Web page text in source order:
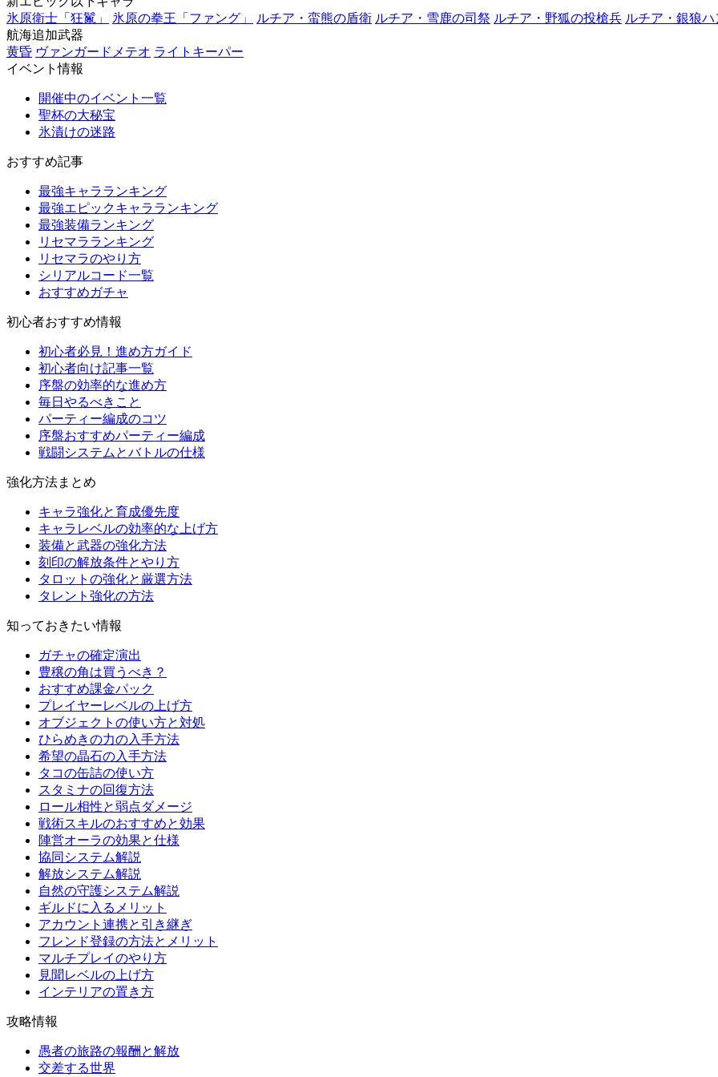
氷原衛士「狂鬣」
氷原の拳王「ファング」 ルチア・蛮熊の盾衛 ルチア・雪鹿の司祭 ルチア・野狐の投槍兵 ルチア・銀狼
航海追加武器
黄昏 ヴァンガードメテオ ライトキーパー
イベント情報
開催中のイベント一覧
聖杯の大秘宝
氷漬けの迷路
おすすめ記事
最強キャラランキング
最強エピックキャラランキング
最強装備ランキング
リセマラランキング
リセマラのやり方
シリアルコード一覧
おすすめガチャ
初心者おすすめ情報
初心者必見！進め方ガイド
初心者向け記事一覧
序盤の効率的な進め方
毎日やるべきこと
パーティー編成のコツ
序盤おすすめパーティー編成
戦闘システムとバトルの仕様
強化方法まとめ
キャラ強化と育成優先度
キャラレベルの効率的な上げ方
装備と武器の強化方法
刻印の解放条件とやり方
タロットの強化と厳選方法
タレント強化の方法
知っておきたい情報
ガチャの確定演出
豊穣の角は買うべき？
おすすめ課金パック
プレイヤーレベルの上げ方
オブジェクトの使い方と対処
ひらめきの力の入手方法
希望の晶石の入手方法
タコの缶詰の使い方
スタミナの回復方法
ロール相性と弱点ダメージ
戦術スキルのおすすめと効果
陣営オーラの効果と仕様
協同システム解説
解放システム解説
自然の守護システム解説
ギルドに入るメリット
アカウント連携と引き継ぎ
フレンド登録の方法とメリット
マルチプレイのやり方
見聞レベルの上げ方
インテリアの置き方
攻略情報
愚者の旅路の報酬と解放
交差する世界